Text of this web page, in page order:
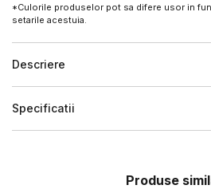
*Culorile produselor pot sa difere usor in
setarile acestuia.
Descriere
Specificatii
Produse